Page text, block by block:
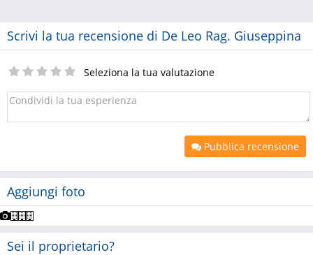
Scrivi la tua recensione di De Leo Rag. Giuseppina
Seleziona la tua valutazione
Pubblica recensione
Aggiungi foto
Sei il proprietario?